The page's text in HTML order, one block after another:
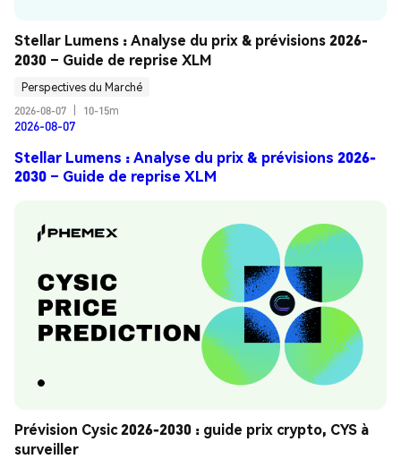
Stellar Lumens : Analyse du prix & prévisions 2026-
2030 – Guide de reprise XLM
Perspectives du Marché
2026-08-07
10-15m
2026-08-07
Stellar Lumens : Analyse du prix & prévisions 2026-
2030 – Guide de reprise XLM
Prévision Cysic 2026-2030 : guide prix crypto, CYS à
surveiller